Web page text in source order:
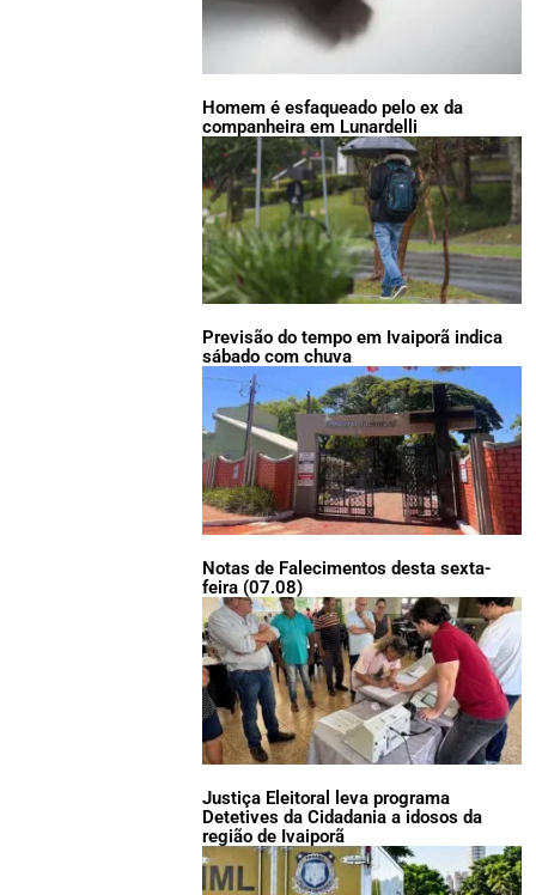
Homem é esfaqueado pelo ex da
companheira em Lunardelli
Previsão do tempo em Ivaiporã indica
sábado com chuva
Notas de Falecimentos desta sexta-
feira (07.08)
Justiça Eleitoral leva programa
Detetives da Cidadania a idosos da
região de Ivaiporã